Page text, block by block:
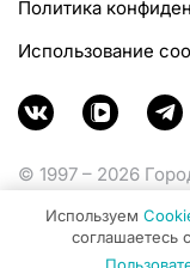
Политика
Использование
© 1997 – 2026
Министерства
коммуникаций
Используем
соглашаетесь с